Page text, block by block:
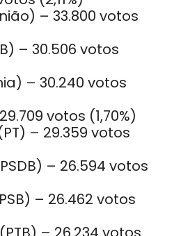
– 33.800 votos
– 30.506 votos
– 30.240 votos
votos (1,70%)
– 29.359 votos
– 26.594 votos
– 26.462 votos